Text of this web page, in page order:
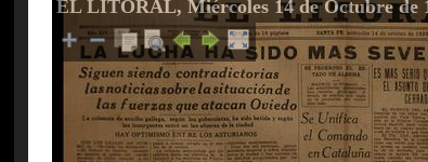
EL LITORAL, Miércoles 14 de Octubre de